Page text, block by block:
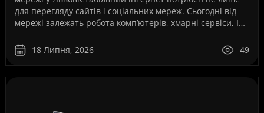
для перегляду сайтів і соціальних мереж. Сьогодні від
мережі залежать робота комп’ютерів, хмарні сервіси, IP-
18 Липня, 2026
49